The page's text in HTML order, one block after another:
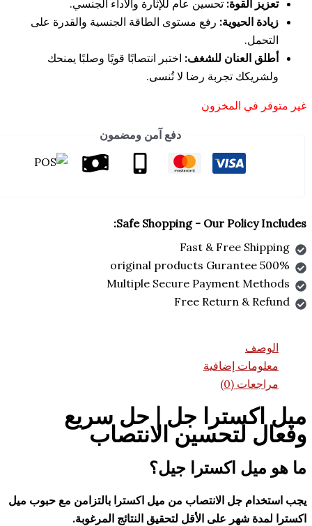
تحسين عام للإثارة والأداء الجنسي.
الحيوية: رفع مستوى الطاقة الجنسية والقدرة على
العنان للشغف:اختبر انتصابًا قويًا وصلبًا يمنحك
تجربة رضا لا تُنسى.
المخزون
دفع آمن ومضمون
Safe Shopping - Our
Fast & Free
Multiple Secure Payment
Free Return &
إضافية
جل | حل سريع
لتحسين الانتصاب
اكسترا جيل؟
جل الانتصاب من ميل اكسترا بالتزامن مع حبوب ميل
شهر على الأقل لتحقيق النتائج المرغوبة.